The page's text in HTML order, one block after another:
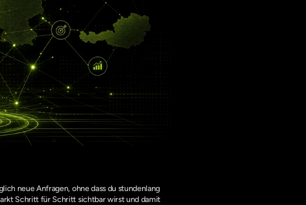
neue Anfragen, ohne dass du stundenlang
Schritt für Schritt sichtbar wirst und damit